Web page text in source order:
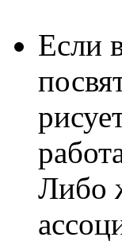
Если
Либо